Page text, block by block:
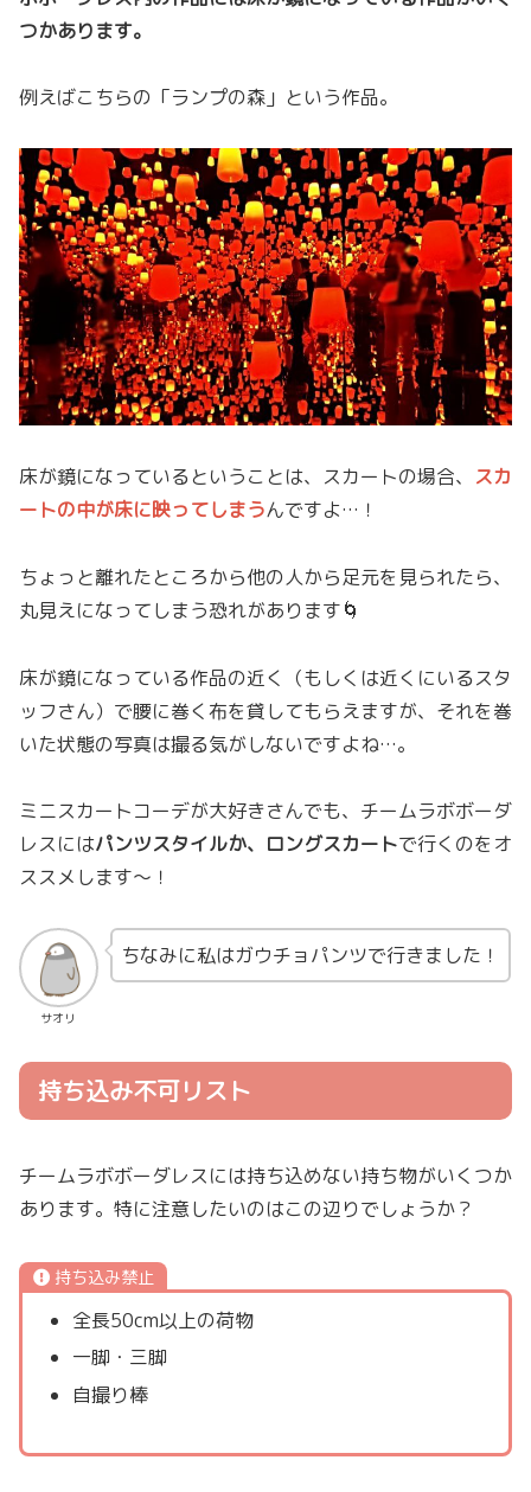
つかあります。
例えばこちらの「ランプの森」という作品。
床が鏡になっているということは、スカートの場合、 スカ
ートの中が床に映ってしまうんですよ…！
ちょっと離れたところから他の人から足元を見られたら、
丸見えになってしまう恐れがあります🌀
床が鏡になっている作品の近く（もしくは近くにいるスタ
ッフさん）で腰に巻く布を貸してもらえますが、それを巻
いた状態の写真は撮る気がしないですよね…。
ミニスカートコーデが大好きさんでも、チームラボボーダ
レスにはパンツスタイルか、ロングスカートで行くのをオ
ススメします〜！
サオリ
ちなみに私はガウチョパンツで行きました！
持ち込み不可リスト
チームラボボーダレスには持ち込めない持ち物がいくつか
あります。特に注意したいのはこの辺りでしょうか？
持ち込み禁止
全長50cm以上の荷物
一脚・三脚
自撮り棒